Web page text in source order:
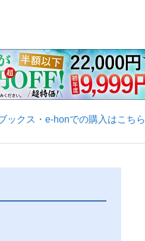
ックス・e-honでの購入はこちら